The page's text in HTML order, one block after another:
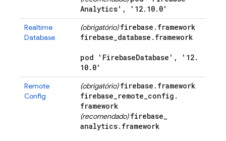
Analytics' , '12. 10. 0'
Realtime
Database
(obrigatório) firebase . framework
firebase_database . framework
pod 'FirebaseDatabase' , '12.
10. 0'
Remote
Config
(obrigatório) firebase . framework
firebase_remote_config .
framework
(recomendado) firebase_
analytics. framework